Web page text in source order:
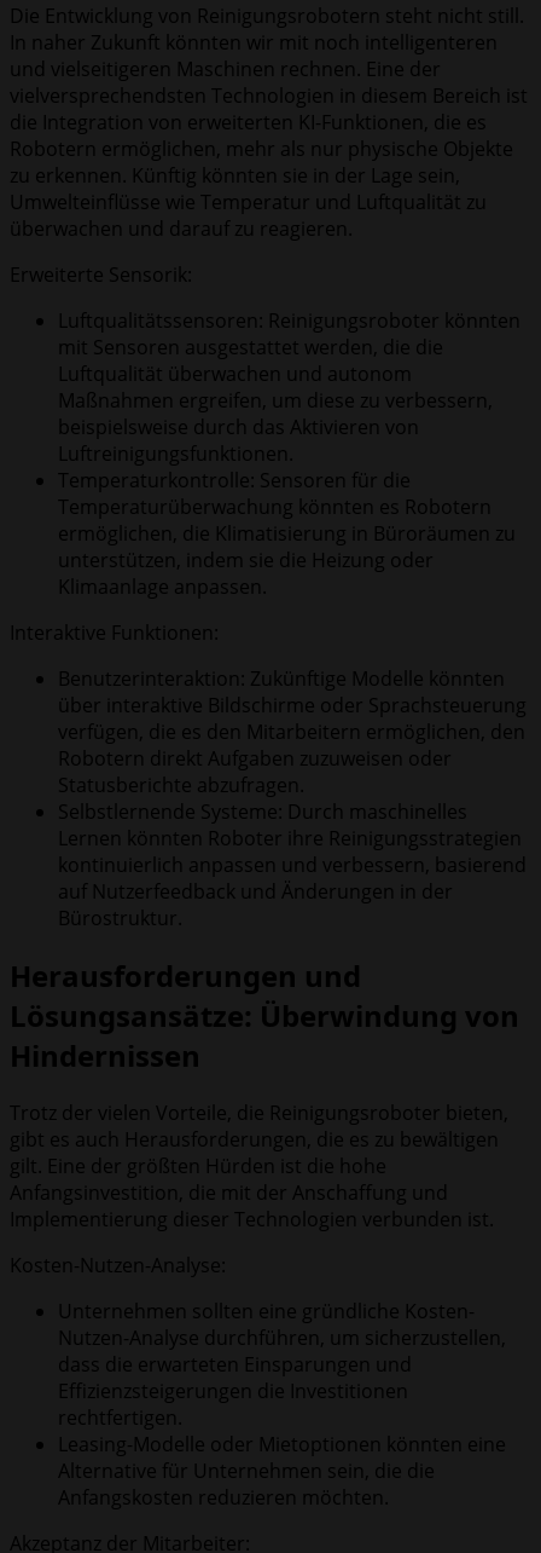
Die Entwicklung von Reinigungsrobotern steht nicht still.
In naher Zukunft könnten wir mit noch intelligenteren
und vielseitigeren Maschinen rechnen. Eine der
vielversprechendsten Technologien in diesem Bereich ist
die Integration von erweiterten KI-Funktionen, die es
Robotern ermöglichen, mehr als nur physische Objekte
zu erkennen. Künftig könnten sie in der Lage sein,
Umwelteinflüsse wie Temperatur und Luftqualität zu
überwachen und darauf zu reagieren.
Erweiterte Sensorik:
Luftqualitätssensoren: Reinigungsroboter könnten
mit Sensoren ausgestattet werden, die die
Luftqualität überwachen und autonom
Maßnahmen ergreifen, um diese zu verbessern,
beispielsweise durch das Aktivieren von
Luftreinigungsfunktionen.
Temperaturkontrolle: Sensoren für die
Temperaturüberwachung könnten es Robotern
ermöglichen, die Klimatisierung in Büroräumen zu
unterstützen, indem sie die Heizung oder
Klimaanlage anpassen.
Interaktive Funktionen:
Benutzerinteraktion: Zukünftige Modelle könnten
über interaktive Bildschirme oder Sprachsteuerung
verfügen, die es den Mitarbeitern ermöglichen, den
Robotern direkt Aufgaben zuzuweisen oder
Statusberichte abzufragen.
Selbstlernende Systeme: Durch maschinelles
Lernen könnten Roboter ihre Reinigungsstrategien
kontinuierlich anpassen und verbessern, basierend
auf Nutzerfeedback und Änderungen in der
Bürostruktur.
Herausforderungen und
Lösungsansätze: Überwindung von
Hindernissen
Trotz der vielen Vorteile, die Reinigungsroboter bieten,
gibt es auch Herausforderungen, die es zu bewältigen
gilt. Eine der größten Hürden ist die hohe
Anfangsinvestition, die mit der Anschaffung und
Implementierung dieser Technologien verbunden ist.
Kosten-Nutzen-Analyse:
Unternehmen sollten eine gründliche Kosten-
Nutzen-Analyse durchführen, um sicherzustellen,
dass die erwarteten Einsparungen und
Effizienzsteigerungen die Investitionen
rechtfertigen.
Leasing-Modelle oder Mietoptionen könnten eine
Alternative für Unternehmen sein, die die
Anfangskosten reduzieren möchten.
Akzeptanz der Mitarbeiter: